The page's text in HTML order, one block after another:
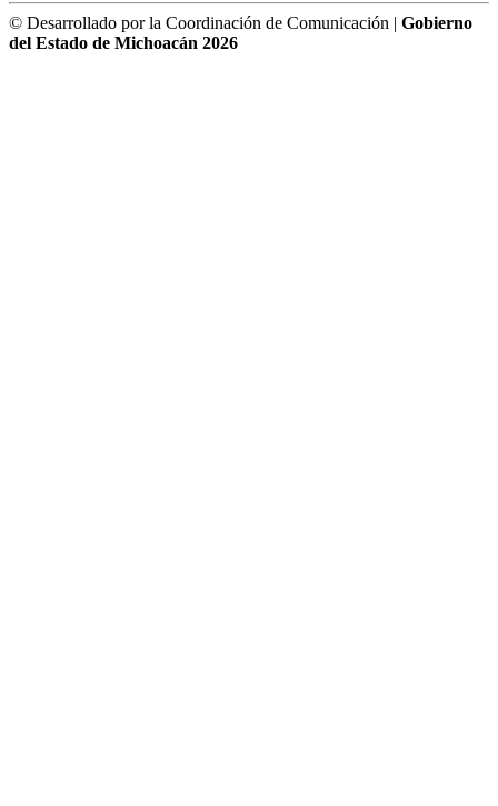
© Desarrollado por la Coordinación de Comunicación | Gobierno
del Estado de Michoacán 2026